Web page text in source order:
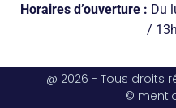
Horaires d’ouverture : Du
/
@ 2026 - Tous droits
©